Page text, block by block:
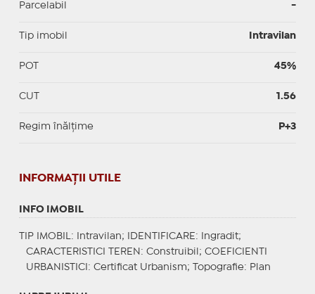
Parcelabil -
Tip imobil Intravilan
POT 45%
CUT 1.56
Regim înălțime P+3
INFORMAŢII UTILE
INFO IMOBIL
TIP IMOBIL : Intravilan; IDENTIFICARE : Ingradit;
CARACTERISTICI TEREN : Construibil; COEFICIENTI
URBANISTICI : Certificat Urbanism; Topografie: Plan